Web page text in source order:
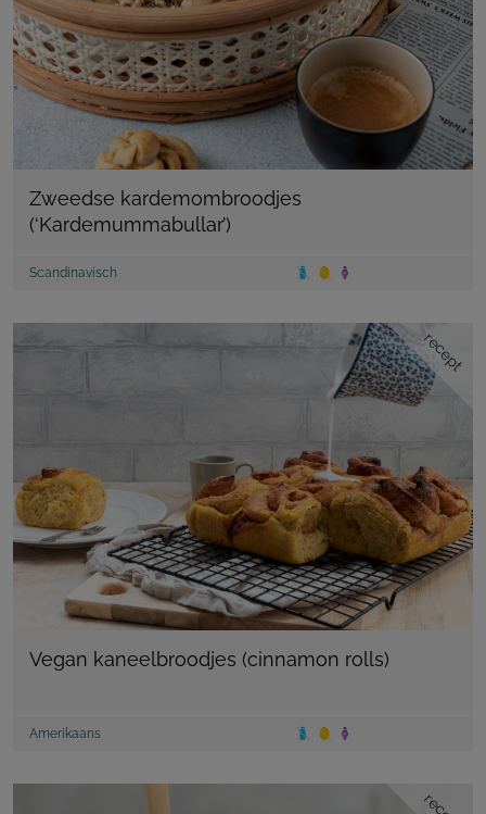
Zweedse kardemombroodjes
(‘Kardemummabullar’)
Scandinavisch
recept
Vegan kaneelbroodjes (cinnamon rolls)
Amerikaans